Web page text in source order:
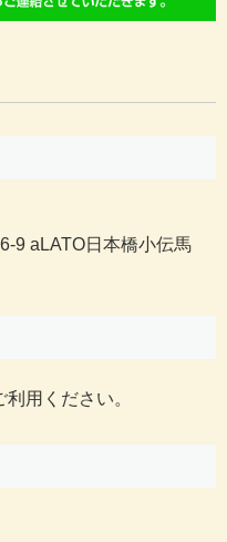
9 aLATO日本橋小伝馬
用ください。